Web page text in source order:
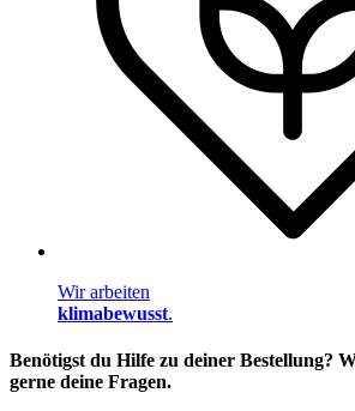
Wir arbeiten
klimabewusst.
Benötigst du Hilfe zu deiner Bestellung?
gerne deine Fragen.